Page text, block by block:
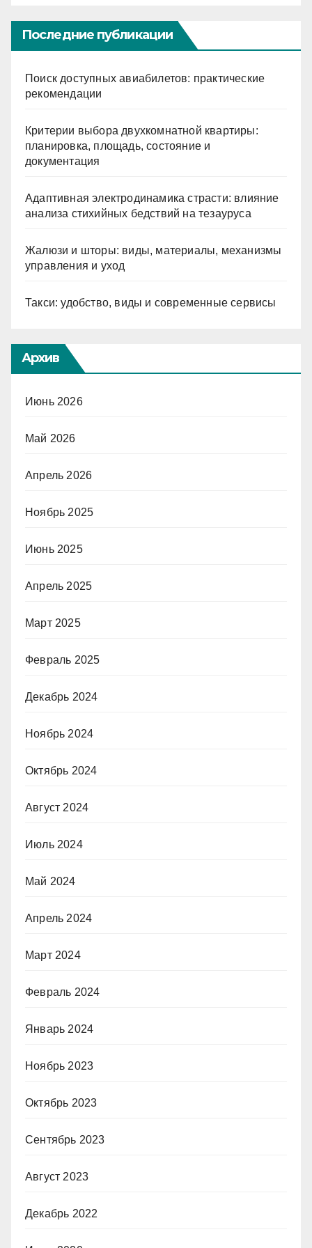
Последние публикации
Поиск доступных авиабилетов: практические
рекомендации
Критерии выбора двухкомнатной квартиры:
планировка, площадь, состояние и
документация
Адаптивная электродинамика страсти: влияние
анализа стихийных бедствий на тезауруса
Жалюзи и шторы: виды, материалы, механизмы
управления и уход
Такси: удобство, виды и современные сервисы
Архив
Июнь 2026
Май 2026
Апрель 2026
Ноябрь 2025
Июнь 2025
Апрель 2025
Март 2025
Февраль 2025
Декабрь 2024
Ноябрь 2024
Октябрь 2024
Август 2024
Июль 2024
Май 2024
Апрель 2024
Март 2024
Февраль 2024
Январь 2024
Ноябрь 2023
Октябрь 2023
Сентябрь 2023
Август 2023
Декабрь 2022